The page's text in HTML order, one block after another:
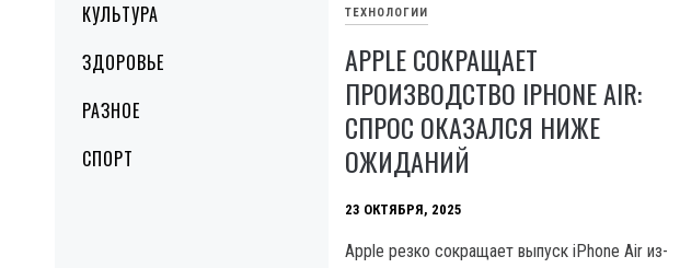
КУЛЬТУРА
ЗДОРОВЬЕ
РАЗНОЕ
СПОРТ
ТЕХНОЛОГИИ
APPLE СОКРАЩАЕТ
ПРОИЗВОДСТВО IPHONE AIR:
СПРОС ОКАЗАЛСЯ НИЖЕ
ОЖИДАНИЙ
23 ОКТЯБРЯ, 2025
Apple резко сокращает выпуск iPhone Air из-